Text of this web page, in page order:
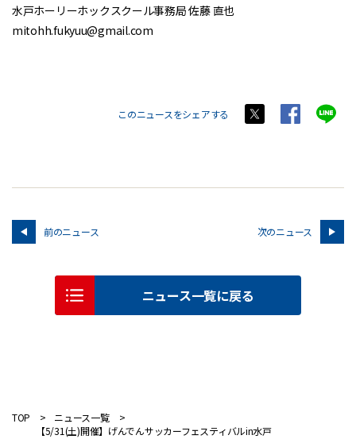
水戸ホーリーホックスクール事務局 佐藤 直也
mitohh.fukyuu@gmail.com
このニュースをシェアする
前のニュース 次のニュース
ニュース一覧に戻る
TOP
ニュース一覧
【5/31(土)開催】げんでんサッカーフェスティバルin水戸